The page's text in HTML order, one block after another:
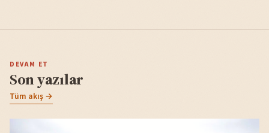
DEVAM ET
Son yazılar
Tüm akış →